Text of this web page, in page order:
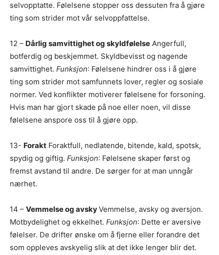
selvopptatte. Følelsene stopper oss dessuten fra å gjøre
ting som strider mot vår selvoppfattelse.
12 – Dårlig samvittighet og skyldfølelse Angerfull,
botferdig og beskjemmet. Skyldbevisst og nagende
samvittighet. Funksjon: Følelsene hindrer oss i å gjøre
ting som strider mot samfunnets lover, regler og sosiale
normer. Ved konflikter motiverer følelsene for forsoning.
Hvis man har gjort skade på noe eller noen, vil disse
følelsene anspore oss til å gjøre opp.
13- Forakt Foraktfull, nedlatende, bitende, kald, spotsk,
spydig og giftig. Funksjon: Følelsene skaper først og
fremst avstand til andre. De sørger for at man unngår
nærhet.
14 – Vemmelse og avskyVemmelse, avsky og aversjon.
Motbydelighet og ekkelhet. Funksjon: Dette er aversive
følelser. De drifter ønske om å fjerne eller forandre det
som oppleves avskyelig slik at det ikke lenger blir det.